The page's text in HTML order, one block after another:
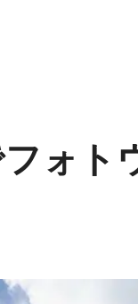
ォト